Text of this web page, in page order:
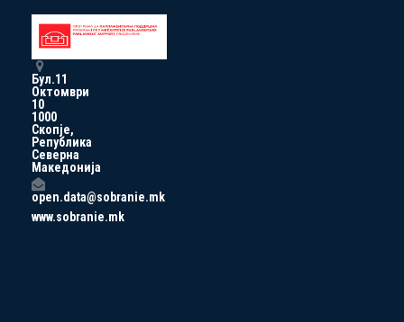
Бул.11
Октомври
10
1000
Скопје,
Република
Северна
Македонија
open.data@sobranie.mk
www.sobranie.mk